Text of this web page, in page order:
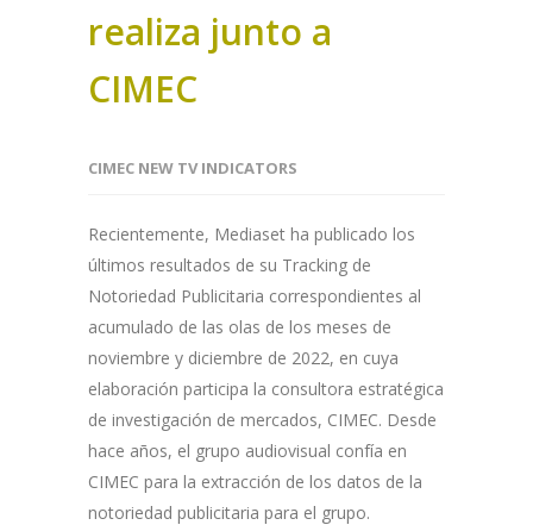
realiza junto a
CIMEC
CIMEC NEW TV INDICATORS
Recientemente, Mediaset ha publicado los
últimos resultados de su Tracking de
Notoriedad Publicitaria correspondientes al
acumulado de las olas de los meses de
noviembre y diciembre de 2022, en cuya
elaboración participa la consultora estratégica
de investigación de mercados, CIMEC. Desde
hace años, el grupo audiovisual confía en
CIMEC para la extracción de los datos de la
notoriedad publicitaria para el grupo.